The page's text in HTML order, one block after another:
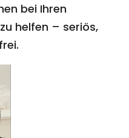
bei Ihren
helfen – seriös,